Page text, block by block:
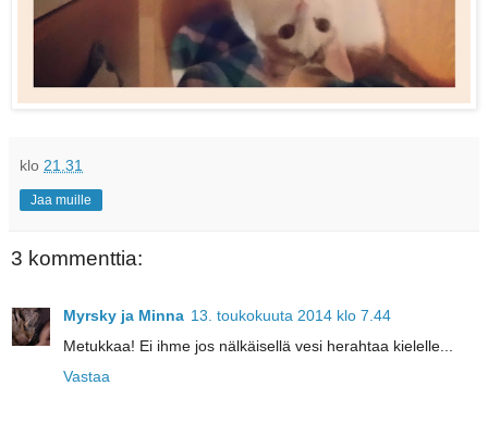
klo 21.31
Jaa muille
3 kommenttia:
Myrsky ja Minna 13. toukokuuta 2014 klo 7.44
Metukkaa! Ei ihme jos nälkäisellä vesi herahtaa kielelle...
Vastaa